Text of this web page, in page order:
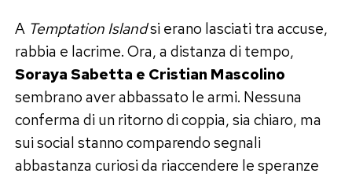
A Temptation Islandsi erano lasciati tra accuse,
rabbia e lacrime. Ora, a distanza di tempo,
Soraya Sabetta e Cristian Mascolino
sembrano aver abbassato le armi. Nessuna
conferma di un ritorno di coppia, sia chiaro, ma
sui social stanno comparendo segnali
abbastanza curiosi da riaccendere le speranze